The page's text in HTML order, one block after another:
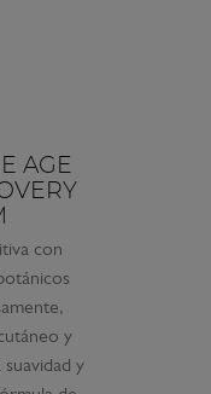
AGE
con
y
y